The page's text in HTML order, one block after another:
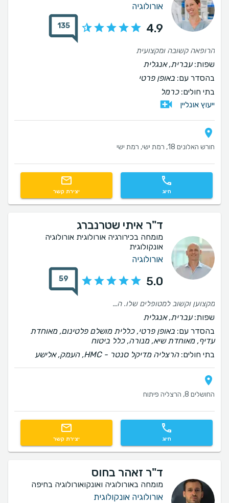
אורולוגיה
4.9
135
הרופאה קשובה ומקצועית
שפות:עברית, אנגלית
בהסדר עם: באופן פרטי
בתי חולים:כרמל
ייעוץ אונליין
חורש האלונים 18, רמת ישי, רמת ישי
חיוג יצירת קשר
ד"ר איתי שטרנברג
מומחה בכירורגיה אורולוגית אורולוגיה
אונקולוגית
אורולוגיה
5.0
59
מקצוען וקשוב למטופלים שלו. ההבנה הרפואית שלו מקיפה הודות לרקע והניסיון שלו. גם ברגעים לא פשוטים, ידע להרגיע את המטופלת, במקרה שלנו אישה מבוגרת, ולנסוך בה בטחון. איבחן בזמן והציל את חייה. אני ממליצה עליו בכל לב
שפות:עברית, אנגלית
בהסדר עם: באופן פרטי, כללית מושלם פלטינום, מאוחדת
עדיף, מאוחדת שיא, מנורה, כלל ביטוח
בתי חולים:הרצליה מדיקל סנטר - HMC, העמק, אלישע
החושלים 8, הרצליה פיתוח
חיוג יצירת קשר
ד"ר זאהר בחוס
מומחה באורולוגיה ואונקואורולוגיה בחיפה
אורולוגיה אונקולוגית